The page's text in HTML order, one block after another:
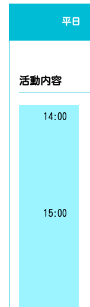
平日
活動内容
14:00
15:00